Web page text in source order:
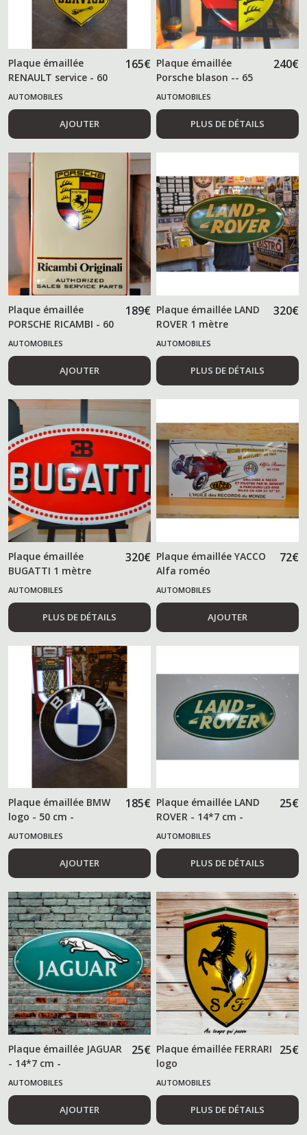
Plaque émaillée
RENAULT service - 60
cm -
165€
AUTOMOBILES
AJOUTER
Plaque émaillée
Porsche blason -- 65
cm --
240€
AUTOMOBILES
PLUS DE DÉTAILS
Plaque émaillée
PORSCHE RICAMBI - 60
cm -
189€
AUTOMOBILES
AJOUTER
Plaque émaillée LAND
ROVER 1 mètre
320€
AUTOMOBILES
PLUS DE DÉTAILS
Plaque émaillée
BUGATTI 1 mètre
320€
AUTOMOBILES
PLUS DE DÉTAILS
Plaque émaillée YACCO
Alfa roméo
72€
AUTOMOBILES
AJOUTER
Plaque émaillée BMW
logo - 50 cm -
185€
AUTOMOBILES
AJOUTER
Plaque émaillée LAND
ROVER - 14*7 cm -
25€
AUTOMOBILES
PLUS DE DÉTAILS
Plaque émaillée JAGUAR
- 14*7 cm -
25€
AUTOMOBILES
AJOUTER
Plaque émaillée FERRARI
logo
25€
AUTOMOBILES
PLUS DE DÉTAILS